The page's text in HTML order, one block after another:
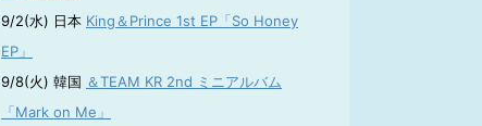
9/2(水) 日本 King＆Prince 1st EP「So Honey
EP」
9/8(火) 韓国 ＆TEAM KR 2nd ミニアルバム
「Mark on Me」